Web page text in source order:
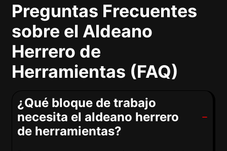
Preguntas Frecuentes
sobre el Aldeano
Herrero de
Herramientas (FAQ)
¿Qué bloque de trabajo
necesita el aldeano herrero
de herramientas?